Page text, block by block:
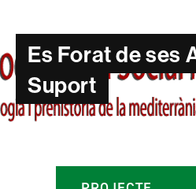
Es Forat de ses
Suport